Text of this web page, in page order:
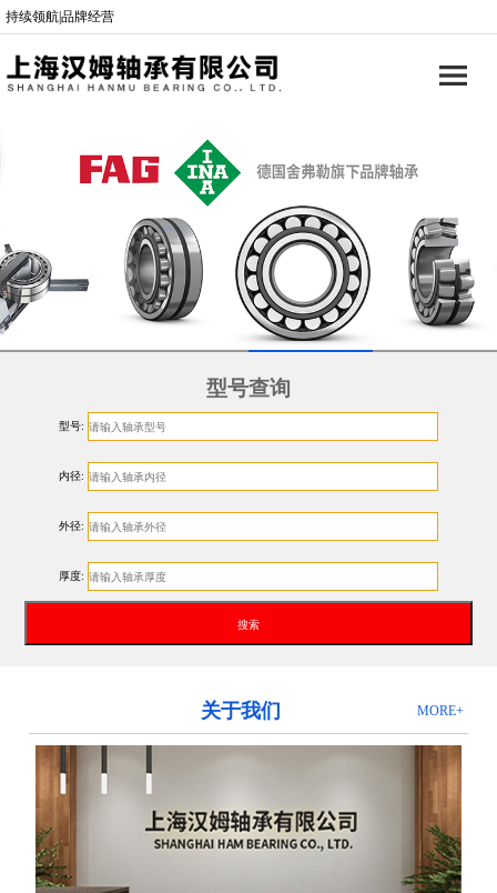
持续领航|品牌经营
型号查询
型号:
内径:
外径:
厚度:
MORE+
关于我们